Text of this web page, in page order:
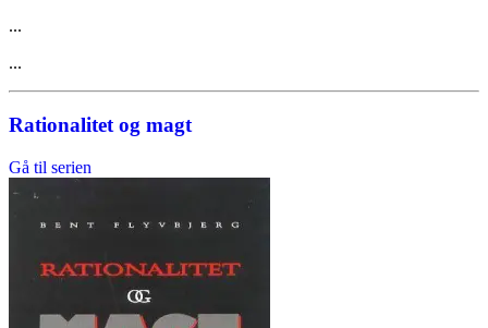
...
...
Rationalitet og magt
Gå til serien